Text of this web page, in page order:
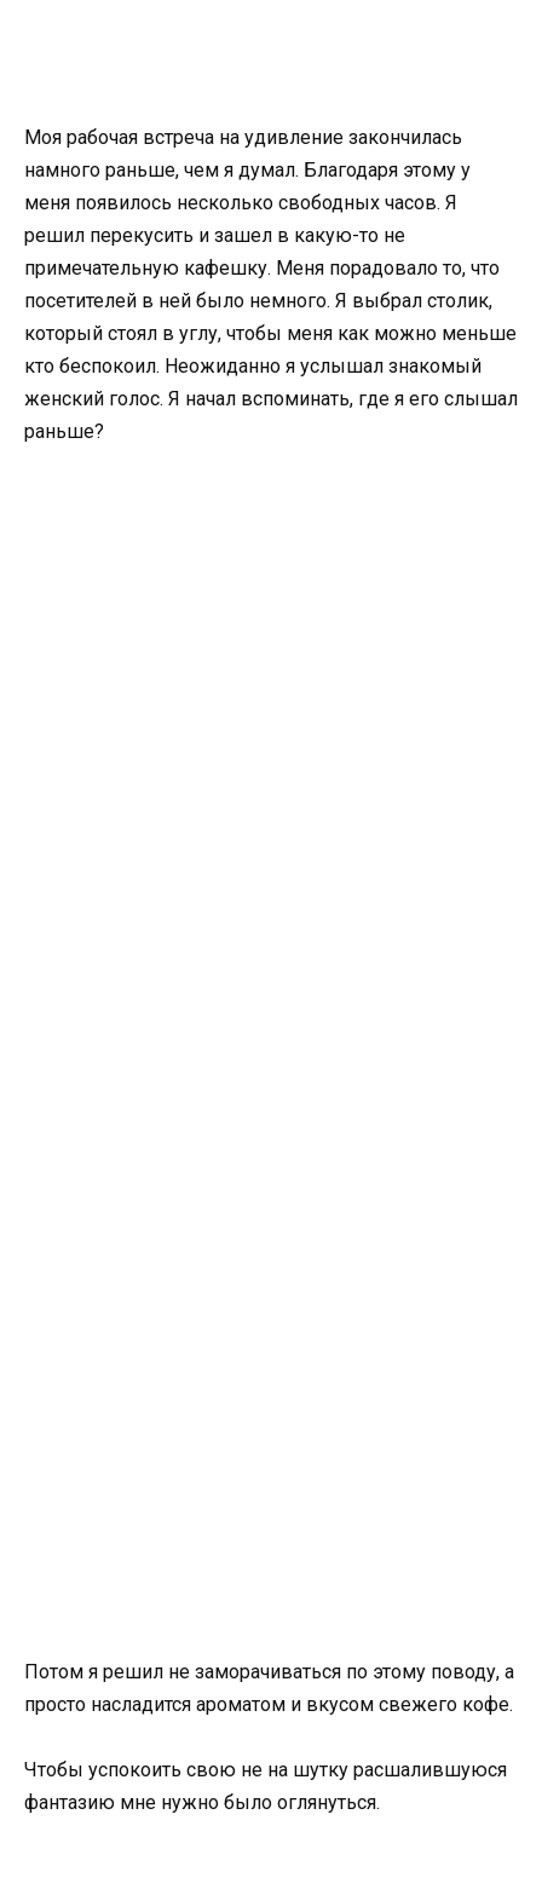
Моя рабочая встреча на удивление закончилась
намного раньше, чем я думал. Благодаря этому у
меня появилось несколько свободных часов. Я
решил перекусить и зашел в какую-то не
примечательную кафешку. Меня порадовало то, что
посетителей в ней было немного. Я выбрал столик,
который стоял в углу, чтобы меня как можно меньше
кто беспокоил. Неожиданно я услышал знакомый
женский голос. Я начал вспоминать, где я его слышал
раньше?
Потом я решил не заморачиваться по этому поводу, а
просто насладится ароматом и вкусом свежего кофе.
Чтобы успокоить свою не на шутку расшалившуюся
фантазию мне нужно было оглянуться.